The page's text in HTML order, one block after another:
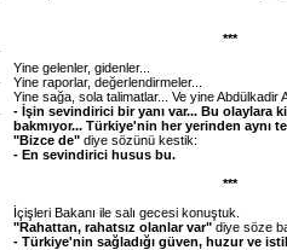
***
Yine gelenler, gidenler...
Yine raporlar, değerlendirmeler...
Yine sağa, sola talimatlar... Ve yine Abdülkadir
- İşin sevindirici bir yanı var... Bu olaylara
bakmıyor... Türkiye'nin her yerinden aynı
"Bizce de" diye sözünü kestik:
- En sevindirici husus bu.
***
İçişleri Bakanı ile salı gecesi konuştuk.
"Rahattan, rahatsız olanlar var" diye söze
- Türkiye'nin sağladığı güven, huzur ve